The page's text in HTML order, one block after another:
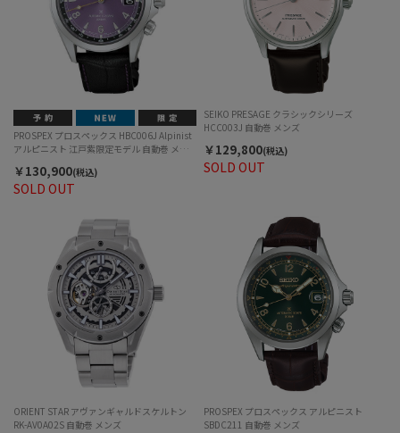
SOLD OUT
PROSPEX プロスペックス HBC006J Alpinist
アルピニスト 江戸紫限定モデル 自動巻 メン
￥130,900(税込) SOLD OUT
SEIKO PRESAGE クラシックシリーズ
HCC003J 自動巻 メンズ
￥129,800(税込)
ORIENT STAR アヴァンギャルドスケルトン
RK-AV0A02S 自動巻 メンズ
PROSPEX プロスペックス アルピニスト
SBDC211 自動巻 メンズ